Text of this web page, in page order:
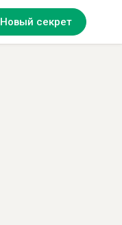
Новый секрет